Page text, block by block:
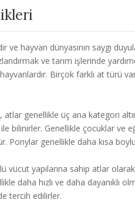
ve hayvan dünyasının saygı
ve tarım işlerinde
Birçok farklı at türü
atlar genellikle üç ana kategori
bilinirler. Genellikle çocuklar ve
Ponylar genellikle daha kısa
vücut yapılarına sahip atlar
daha hızlı ve daha dayanıklı
tercih edilirler.